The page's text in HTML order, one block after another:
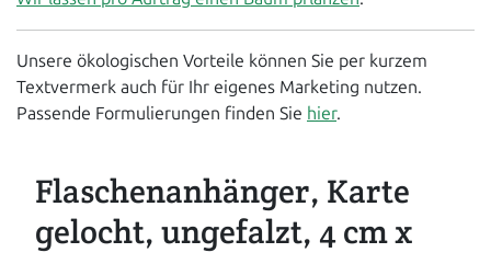
Unsere ökologischen Vorteile können Sie per kurzem
Textvermerk auch für Ihr eigenes Marketing nutzen.
Passende Formulierungen finden Sie hier.
Flaschenanhänger, Karte
gelocht, ungefalzt, 4 cm x